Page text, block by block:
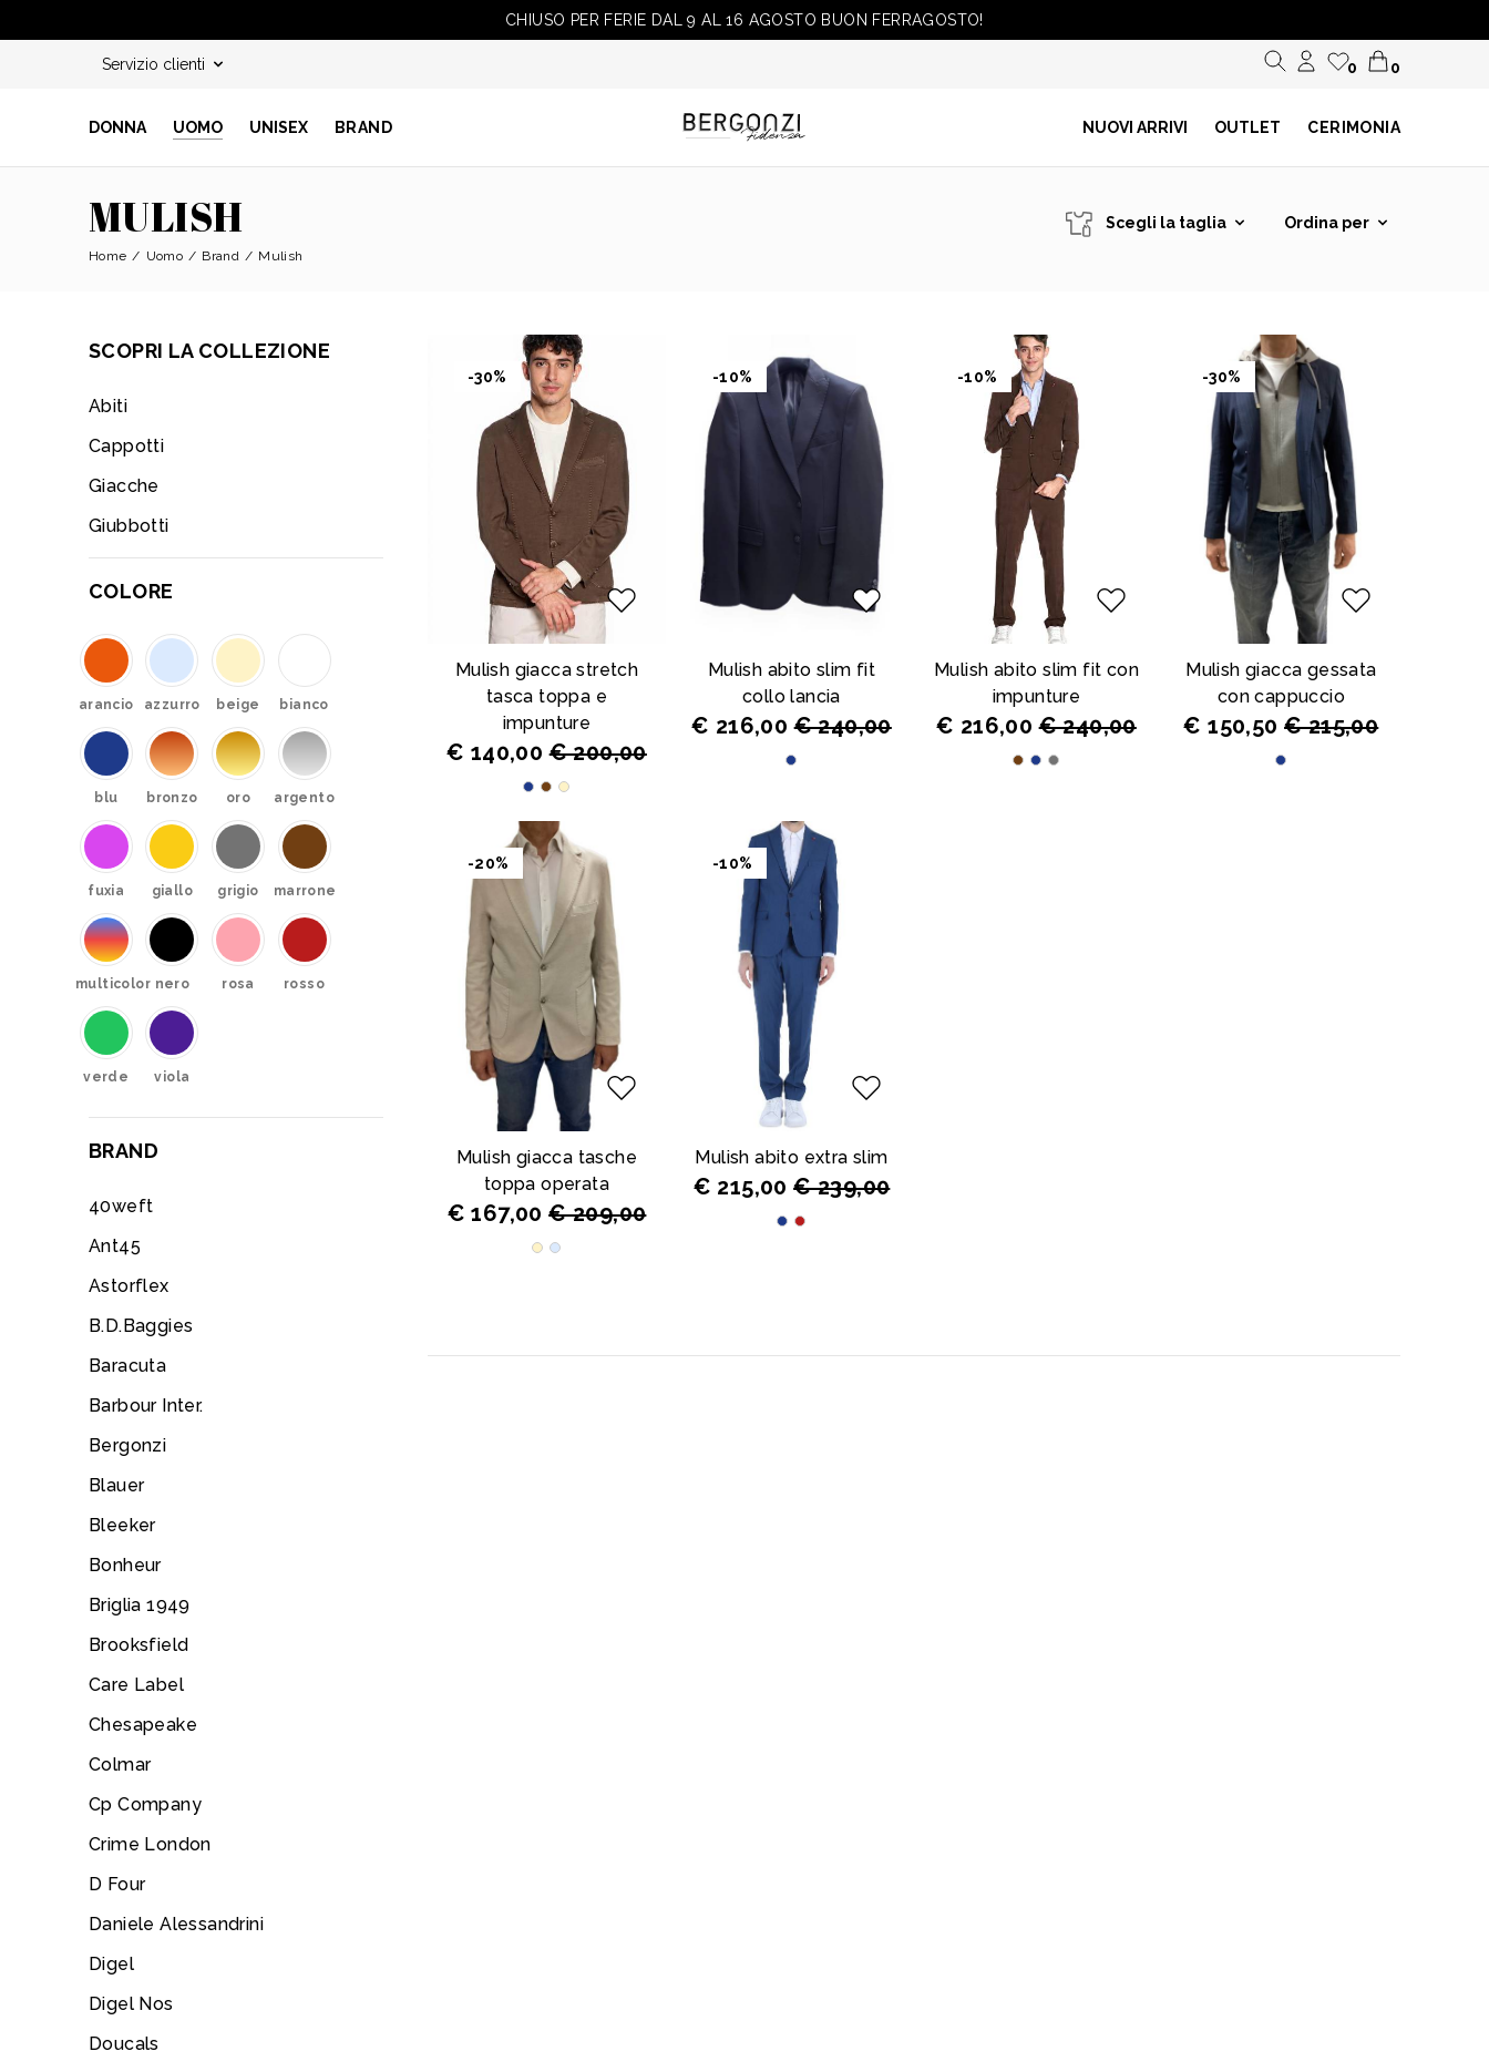
CHIUSO PER FERIE DAL 9 AL 16 AGOSTO BUON FERRAGOSTO!
Servizio clienti 0 0
DONNA UOMO UNISEX BRAND NUOVI ARRIVI OUTLET CERIMONIA
MULISH
Home Uomo Brand Mulish
SCOPRI LA COLLEZIONE
Abiti
Cappotti
Giacche
Giubbotti
COLORE
arancio azzurro beige bianco
blu bronzo oro argento
fuxia giallo grigio marrone
multicolor nero rosa rosso
verde viola
BRAND
40weft
Ant45
Astorflex
B.D.Baggies
Baracuta
Barbour Inter.
Bergonzi
Blauer
Bleeker
Bonheur
Briglia 1949
Brooksfield
Care Label
Chesapeake
Colmar
Cp Company
Crime London
D Four
Daniele Alessandrini
Digel
Digel Nos
Doucals
Scegli la taglia Ordina per
-30%
Mulish giacca stretch
tasca toppa e
impunture
€ 140,00€ 200,00
-10%
Mulish abito slim fit
collo lancia
€ 216,00€ 240,00
-10%
Mulish abito slim fit con
impunture
€ 216,00€ 240,00
-30%
Mulish giacca gessata
con cappuccio
€ 150,50€ 215,00
-20%
Mulish giacca tasche
toppa operata
€ 167,00€ 209,00
-10%
Mulish abito extra slim
€ 215,00€ 239,00